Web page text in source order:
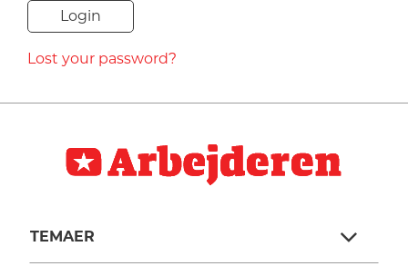
NAVNE
HISTORIE
TEORI
Lost your password?
TEMAER